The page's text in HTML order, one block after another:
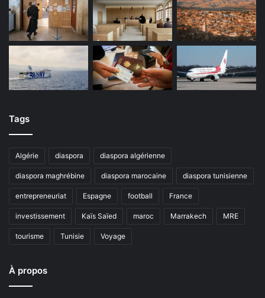
Tags
Algérie diaspora diaspora algérienne
diaspora maghrébine diaspora marocaine diaspora tunisienne
entrepreneuriat Espagne football France
investissement Kaïs Saïed maroc Marrakech MRE
tourisme Tunisie Voyage
À propos